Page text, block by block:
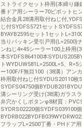
ストライクセット枠用(本締り
番ドア用シーラー70ピボットヒ
結合金具28溝用取付ねじ付
じ付SYDFS5721セット
BYAYB2595セット1セット
当りパッキン受引戸用(L=2500)
ンねじ4×45シーラー100上枠用
本SYDFS864100本
トWYDUW581L=2500L=5、
ー100F/F無目100（38溝）アン
枠用取付ねじ付SYDUS20110枚
SYDFS04750個
溝シーリング受け(38溝)ガラス
弁穴かくしボタンφ8材質：
SYDRS02220個SYDFS039100個
フラップL=2500丁番・PHドア